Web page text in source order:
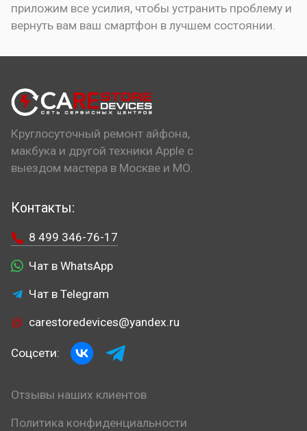
приложим все усилия, чтобы устранить проблему и
вернуть вам ваш смартфон в лучшем состоянии.
Круглосуточный ремонт айфона,
макбука и другой техники Apple с
выездом мастера в Москве и МО.
Контакты:
8 499 346-76-17
Чат в WhatsApp
Чат в Telegram
carestoredevices@yandex.ru
Соцсети:
Отзывы наших клиентов
Политика конфиденциальности